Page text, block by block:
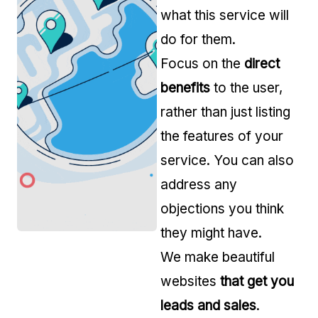
what this service will
do for them.
Focus on the direct
benefits to the user,
rather than just listing
the features of your
service. You can also
address any
objections you think
they might have.
We make beautiful
websitesthat get you
leads and sales.